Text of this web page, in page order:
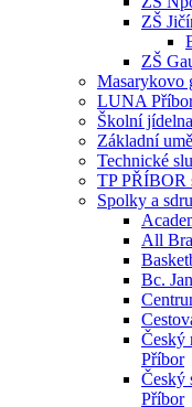
ZŠ
ZŠ
Masarykovo
LUNA
Školní
Základní
Technické
TP PŘÍBOR
Spolky a
All
Bc.
Český
Příbor
Český
Příbor